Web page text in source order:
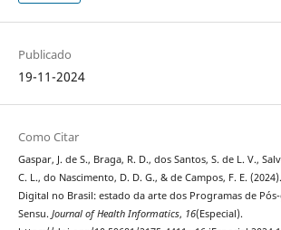
Publicado
19-11-2024
Como Citar
Gaspar, J. de S., Braga, R. D., dos Santos, S. de L. V.,
C. L., do Nascimento, D. D. G., & de Campos, F. E.
Digital no Brasil: estado da arte dos Programas de
Sensu. Journal of Health Informatics, 16(Especial).